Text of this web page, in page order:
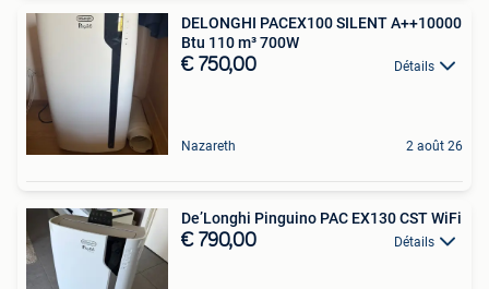
DELONGHI PACEX100 SILENT A++10000
Btu 110 m³ 700W
€ 750,00 Détails
Nazareth 2 août 26
De’Longhi Pinguino PAC EX130 CST WiFi
€ 790,00 Détails